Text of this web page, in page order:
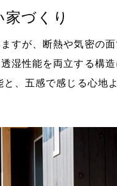
づくり
すが、断熱や気密の
湿性能を両立する構
、五感で感じる心地